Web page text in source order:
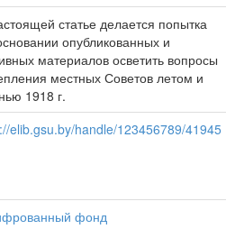
статье делается попытка
опубликованных и
материалов осветить вопросы
местных Советов летом и
1918 г.
elib.gsu.by/handle/123456789/41945
фонд